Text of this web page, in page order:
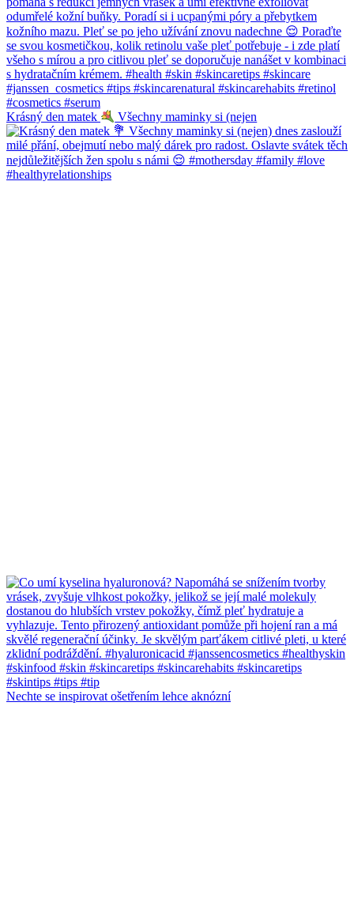
Krásný den matek Všechny maminky si (nejen
Nechte se inspirovat ošetřením lehce aknózní